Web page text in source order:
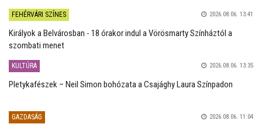
FEHÉRVÁRI SZÍNES 2026.08.06. 13:41
Királyok a Belvárosban - 18 órakor indul a Vörösmarty Színháztól a
szombati menet
KULTÚRA 2026.08.06. 13:35
Pletykafészek – Neil Simon bohózata a Csajághy Laura Színpadon
GAZDASÁG 2026.08.06. 11:04